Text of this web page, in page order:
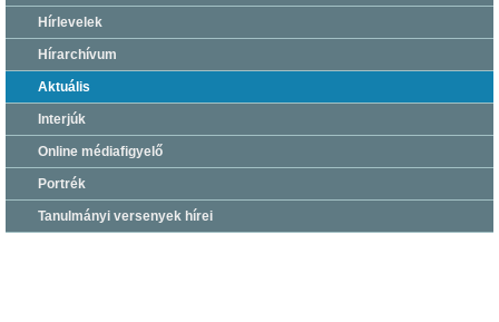
Hírlevelek
Hírarchívum
Aktuális
Interjúk
Online médiafigyelő
Portrék
Tanulmányi versenyek hírei